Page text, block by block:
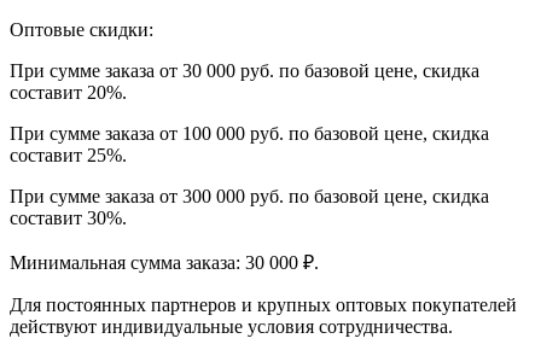
Оптовые скидки:
При сумме заказа от 30 000 руб. по базовой цене, скидка
составит 20%.
При сумме заказа от 100 000 руб. по базовой цене, скидка
составит 25%.
При сумме заказа от 300 000 руб. по базовой цене, скидка
составит 30%.
Минимальная сумма заказа: 30 000 ₽.
Для постоянных партнеров и крупных оптовых покупателей
действуют индивидуальные условия сотрудничества.